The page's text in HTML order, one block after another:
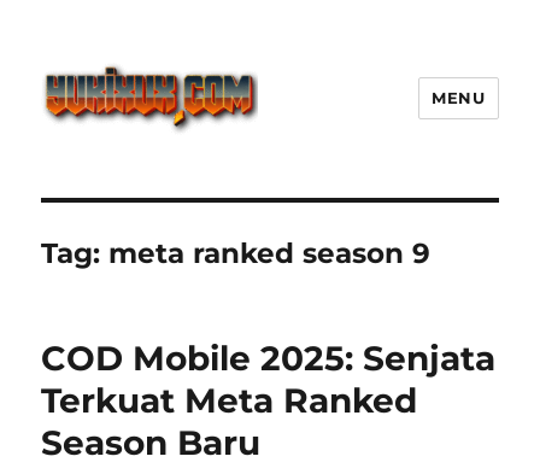
Paling Seru dengan Dunia Luas
MENU
Tag: meta ranked season 9
COD Mobile 2025: Senjata
Terkuat Meta Ranked
Season Baru